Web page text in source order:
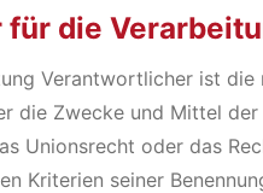
die
Verantwortlicher ist
die Zwecke und Mittel
Unionsrecht oder das
Kriterien seiner